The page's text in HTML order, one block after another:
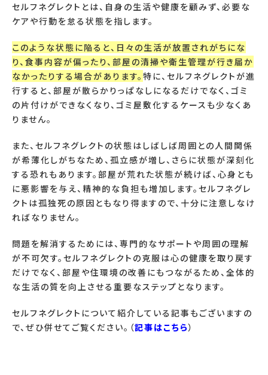
セルフネグレクトとは、自身の生活や健康を顧みず、必要な
ケアや行動を怠る状態を指します。
このような状態に陥ると、日々の生活が放置されがちにな
り、食事内容が偏ったり、部屋の清掃や衛生管理が行き届か
なかったりする場合があります。 特に、セルフネグレクトが進
行すると、部屋が散らかりっぱなしになるだけでなく、ゴミ
の片付けができなくなり、ゴミ屋敷化するケースも少なくあ
りません。
また、セルフネグレクトの状態はしばしば周囲との人間関係
が希薄化しがちなため、孤立感が増し、さらに状態が深刻化
する恐れもあります。部屋が荒れた状態が続けば、心身とも
に悪影響を与え、精神的な負担も増加します。セルフネグレ
クトは孤独死の原因ともなり得ますので、十分に注意しなけ
ればなりません。
問題を解消するためには、専門的なサポートや周囲の理解
が不可欠す。セルフネグレクトの克服は心の健康を取り戻す
だけでなく、部屋や住環境の改善にもつながるため、全体的
な生活の質を向上させる重要なステップとなります。
セルフネグレクトについて紹介している記事もございますの
で、ぜひ併せてご覧ください。（記事はこちら）